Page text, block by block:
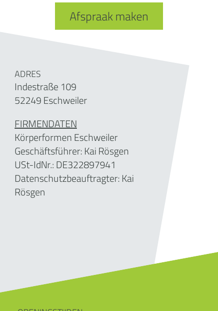
Afspraak maken
ADRES
Indestraße 109
52249 Eschweiler
FIRMENDATEN
Körperformen Eschweiler
Geschäftsführer:Kai Rösgen
USt-IdNr.: DE322897941
Datenschutzbeauftragter: Kai
Rösgen